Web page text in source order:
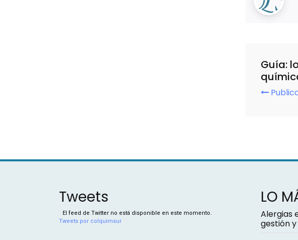
Guía:
Tweets
El feed de Twitter no está disponible en este momento.
Tweets por colquimsur
LO
Alergias
gestión